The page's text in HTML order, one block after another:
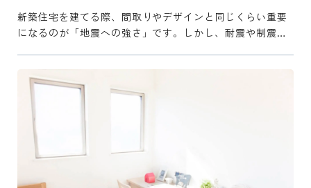
新築住宅を建てる際、間取りやデザインと同じくらい重要
になるのが「地震への強さ」です。しかし、耐震や制震と
でこの記事 ...